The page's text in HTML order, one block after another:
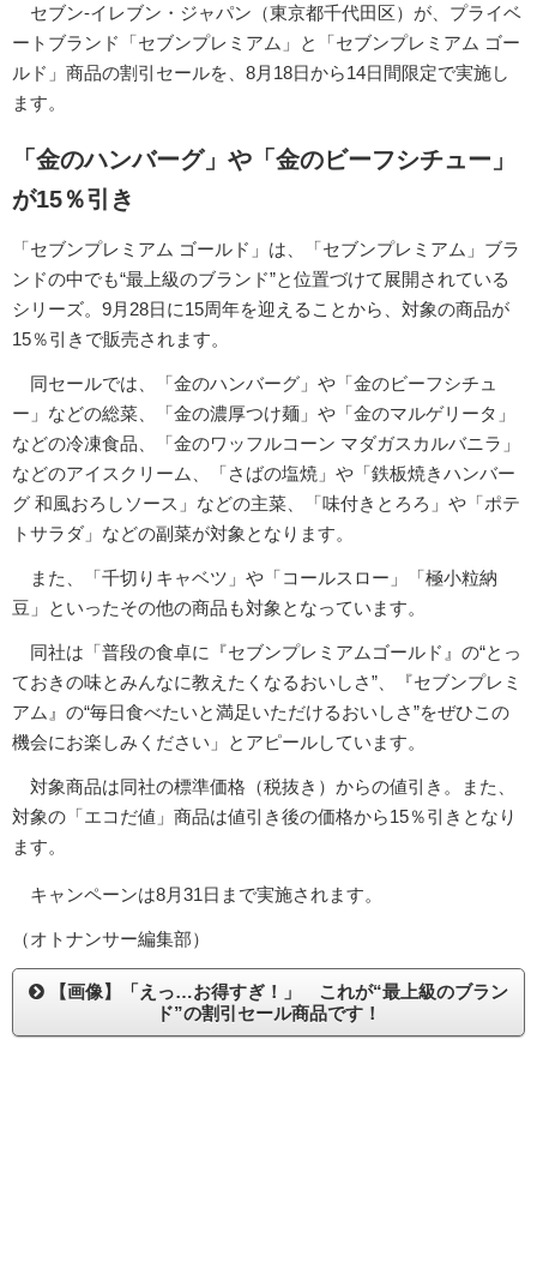
セブン-イレブン・ジャパン（東京都千代田区）が、プライベ
ートブランド「セブンプレミアム」と「セブンプレミアム ゴー
ルド」商品の割引セールを、8月18日から14日間限定で実施し
ます。
「金のハンバーグ」や「金のビーフシチュー」
が15％引き
「セブンプレミアム ゴールド」は、「セブンプレミアム」ブラ
ンドの中でも“最上級のブランド”と位置づけて展開されている
シリーズ。9月28日に15周年を迎えることから、対象の商品が
15％引きで販売されます。
同セールでは、「金のハンバーグ」や「金のビーフシチュ
ー」などの総菜、「金の濃厚つけ麺」や「金のマルゲリータ」
などの冷凍食品、「金のワッフルコーン マダガスカルバニラ」
などのアイスクリーム、「さばの塩焼」や「鉄板焼きハンバー
グ 和風おろしソース」などの主菜、「味付きとろろ」や「ポテ
トサラダ」などの副菜が対象となります。
また、「千切りキャベツ」や「コールスロー」「極小粒納
豆」といったその他の商品も対象となっています。
同社は「普段の食卓に『セブンプレミアムゴールド』の“とっ
ておきの味とみんなに教えたくなるおいしさ”、『セブンプレミ
アム』の“毎日食べたいと満足いただけるおいしさ”をぜひこの
機会にお楽しみください」とアピールしています。
対象商品は同社の標準価格（税抜き）からの値引き。また、
対象の「エコだ値」商品は値引き後の価格から15％引きとなり
ます。
キャンペーンは8月31日まで実施されます。
（オトナンサー編集部）
【画像】「えっ…お得すぎ！」 これが“最上級のブラン
ド”の割引セール商品です！